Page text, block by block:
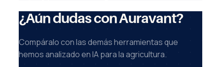
¿Aún dudas con Auravant?
Compáralo con las demás herramientas que
hemos analizado en IA para la agricultura.